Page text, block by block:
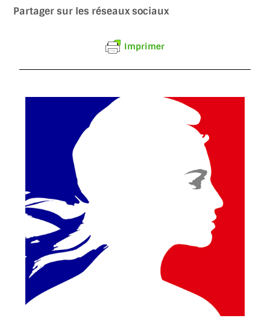
Partager sur les réseaux sociaux
Imprimer